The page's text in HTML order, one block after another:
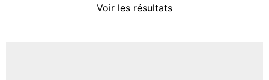
Voir les résultats